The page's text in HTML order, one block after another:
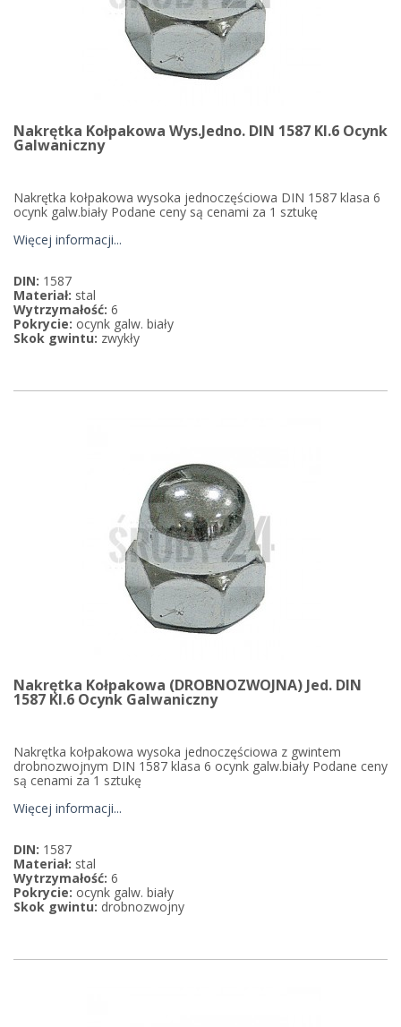
Nakrętka Kołpakowa Wys.jedno. DIN 1587 Kl.6 Ocynk
Galwaniczny
Nakrętka kołpakowa wysoka jednoczęściowa DIN 1587 klasa 6
ocynk galw.biały Podane ceny są cenami za 1 sztukę
Więcej informacji...
DIN: 1587
Materiał: stal
Wytrzymałość: 6
Pokrycie: ocynk galw. biały
Skok gwintu: zwykły
Nakrętka Kołpakowa (DROBNOZWOJNA) Jed. DIN
1587 Kl.6 Ocynk Galwaniczny
Nakrętka kołpakowa wysoka jednoczęściowa z gwintem
drobnozwojnym DIN 1587 klasa 6 ocynk galw.biały Podane ceny
są cenami za 1 sztukę
Więcej informacji...
DIN: 1587
Materiał: stal
Wytrzymałość: 6
Pokrycie: ocynk galw. biały
Skok gwintu: drobnozwojny